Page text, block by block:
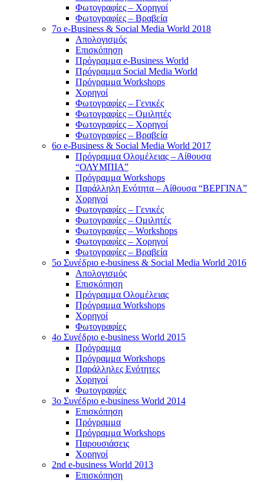
Φωτογραφίες – Χορηγοί
Φωτογραφίες – Βραβεία
7o e-Business & Social Media World 2018
Απολογισμός
Επισκόπηση
Πρόγραμμα e-Business World
Πρόγραμμα Social Media World
Πρόγραμμα Workshops
Χορηγοί
Φωτογραφίες – Γενικές
Φωτογραφίες – Ομιλητές
Φωτογραφίες – Χορηγοί
Φωτογραφίες – Βραβεία
6o e-Business & Social Media World 2017
Πρόγραμμα Ολομέλειας – Αίθουσα
“ΟΛΥΜΠΙΑ”
Πρόγραμμα Workshops
Παράλληλη Ενότητα – Αίθουσα “ΒΕΡΓΙΝΑ”
Χορηγοί
Φωτογραφίες – Γενικές
Φωτογραφίες – Ομιλητές
Φωτογραφίες – Workshops
Φωτογραφίες – Χορηγοί
Φωτογραφίες – Βραβεία
5o Συνέδριο e-business & Social Media World 2016
Απολογισμός
Επισκόπηση
Πρόγραμμα Ολομέλειας
Πρόγραμμα Workshops
Χορηγοί
Φωτογραφίες
4o Συνέδριο e-business World 2015
Πρόγραμμα
Πρόγραμμα Workshops
Παράλληλες Ενότητες
Χορηγοί
Φωτογραφίες
3ο Συνέδριο e-business World 2014
Επισκόπηση
Πρόγραμμα
Πρόγραμμα Workshops
Παρουσιάσεις
Χορηγοί
2nd e-business World 2013
Επισκόπηση